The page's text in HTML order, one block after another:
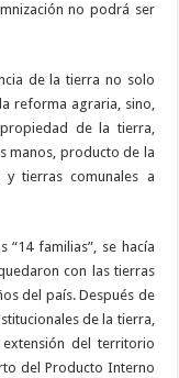
no podrá ser
de la tierra no solo
reforma agraria, sino,
de la tierra,
manos, producto de la
tierras comunales a
familias”, se hacía
con las tierras
del país. Después de
de la tierra,
del territorio
del Producto Interno